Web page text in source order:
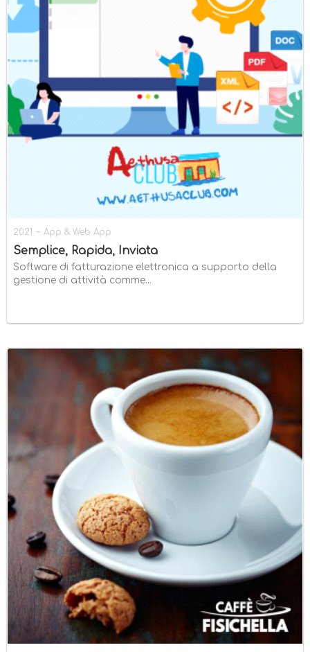
2021 - App & Web App
Semplice, Rapida, Inviata
Software di fatturazione elettronica a supporto della
gestione di attività comme...